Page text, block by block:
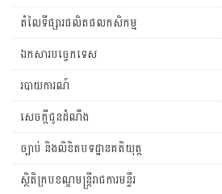
តំលៃទីផ្សារផលិតផលកសិកម្ម
ឯកសារបច្ចេកទេស
របាយការណ៍
សេចក្តីជូនដំណឹង
ច្បាប់ និងលិខិតបទដ្ឋានគតិយុត្ត
ស្ថិតិក្របខណ្ឌមន្រ្តីរាជការមន្ទីរ